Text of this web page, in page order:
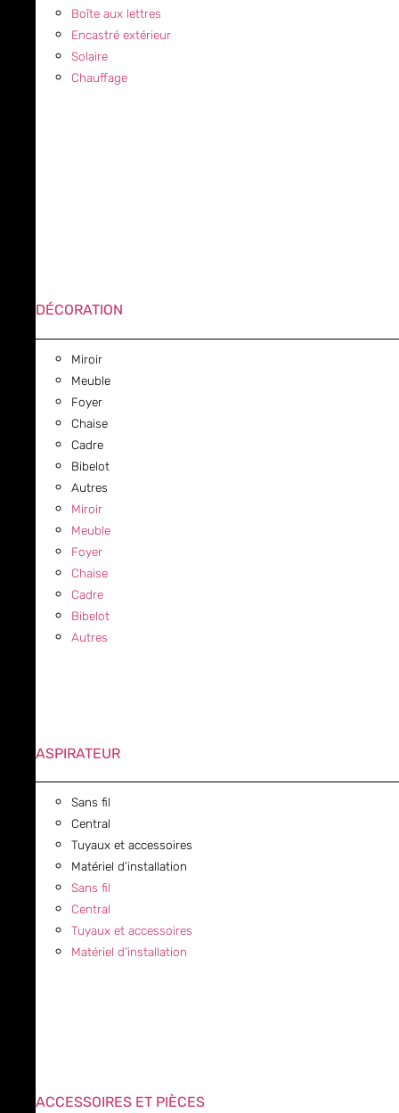
Boîte aux lettres
Encastré extérieur
Solaire
Chauffage
DÉCORATION
Miroir
Meuble
Foyer
Chaise
Cadre
Bibelot
Autres
Miroir
Meuble
Foyer
Chaise
Cadre
Bibelot
Autres
ASPIRATEUR
Sans fil
Central
Tuyaux et accessoires
Matériel d’installation
Sans fil
Central
Tuyaux et accessoires
Matériel d’installation
ACCESSOIRES ET PIÈCES